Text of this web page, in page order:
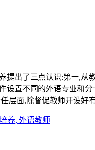
提出了三点认识:第一,从
设置不同的外语专业和
层面,除督促教师开设好
养, 外语教师